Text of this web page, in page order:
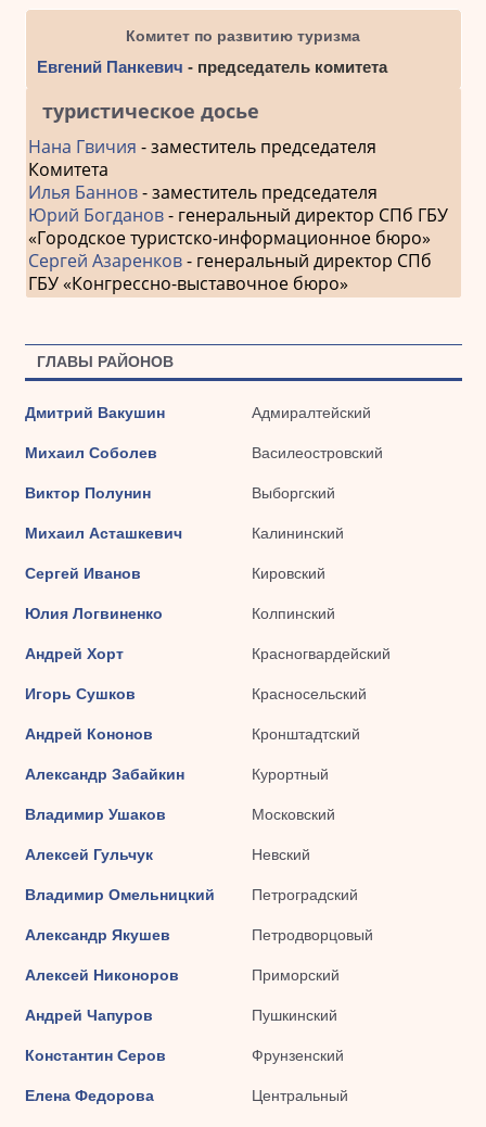
Комитет по развитию туризма
Евгений Панкевич - председатель комитета
туристическое досье
Нана Гвичия - заместитель председателя
Комитета
Илья Баннов- заместитель председателя
Юрий Богданов- генеральный директор СПб ГБУ
«Городское туристско-информационное бюро»
Сергей Азаренков- генеральный директор СПб
ГБУ «Конгрессно-выставочное бюро»
ГЛАВЫ РАЙОНОВ
Дмитрий Вакушин Адмиралтейский
Михаил Соболев Василеостровский
Виктор Полунин Выборгский
Михаил Асташкевич Калининский
Сергей Иванов Кировский
Юлия Логвиненко Колпинский
Андрей Хорт Красногвардейский
Игорь Сушков Красносельский
Андрей Кононов Кронштадтский
Александр Забайкин Курортный
Владимир Ушаков Московский
Алексей Гульчук Невский
Владимир Омельницкий Петроградский
Александр Якушев Петродворцовый
Алексей Никоноров Приморский
Андрей Чапуров Пушкинский
Константин Серов Фрунзенский
Елена Федорова Центральный